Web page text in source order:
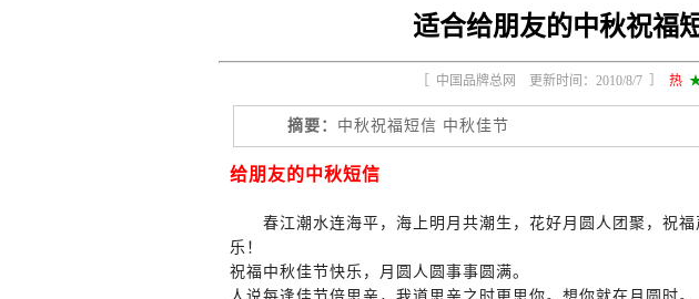
适合给朋友的中秋祝福
［ 中国品牌总网 更新时间：2010/8/7 ］ 热
摘要： 中秋祝福短信 中秋佳节
给朋友的中秋短信
春江潮水连海平，海上明月共潮生，花好月圆人团聚，祝福
乐！
祝福中秋佳节快乐，月圆人圆事事圆满。